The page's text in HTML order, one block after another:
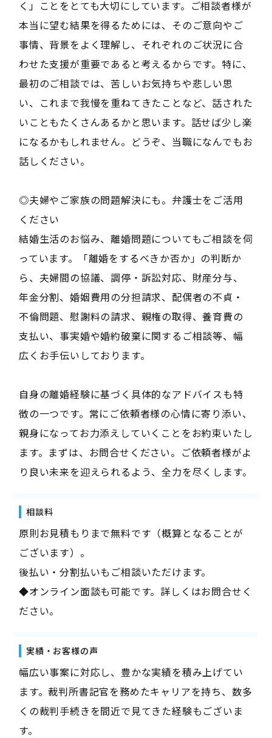
く」ことをとても大切にしています。ご相談者様が
本当に望む結果を得るためには、そのご意向やご
事情、背景をよく理解し、それぞれのご状況に合
わせた支援が重要であると考えるからです。特に、
最初のご相談では、苦しいお気持ちや悲しい思
い、これまで我慢を重ねてきたことなど、話された
いこともたくさんあるかと思います。話せば少し楽
になるかもしれません。どうぞ、当職になんでもお
話しください。
◎夫婦やご家族の問題解決にも。弁護士をご活用
ください
結婚生活のお悩み、離婚問題についてもご相談を伺
っています。「離婚をするべきか否か」の判断か
ら、夫婦間の協議、調停・訴訟対応、財産分与、
年金分割、婚姻費用の分担請求、配偶者の不貞・
不倫問題、慰謝料の請求、親権の取得、養育費の
支払い、事実婚や婚約破棄に関するご相談等、幅
広くお手伝いしております。
自身の離婚経験に基づく具体的なアドバイスも特
徴の一つです。常にご依頼者様の心情に寄り添い、
親身になってお力添えしていくことをお約束いたし
ます。まずは、お問合せください。ご依頼者様がよ
り良い未来を迎えられるよう、全力を尽くします。
相談料
原則お見積もりまで無料です（概算となることが
ございます）。
後払い・分割払いもご相談いただけます。
◆オンライン面談も可能です。詳しくはお問合せく
ださい。
実績・お客様の声
幅広い事案に対応し、豊かな実績を積み上げてい
ます。裁判所書記官を務めたキャリアを持ち、数多
くの裁判手続きを間近で見てきた経験もございま
す。